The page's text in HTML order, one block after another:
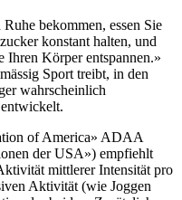
bekommen, essen Sie
konstant halten, und
Ihren Körper entspannen.»
Sport treibt, in den
wahrscheinlich
of America» ADAA
der USA») empfiehlt
mittlerer Intensität pro
Aktivität (wie Joggen